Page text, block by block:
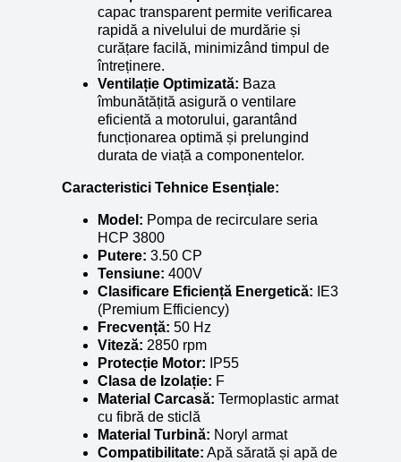
capac transparent permite verificarea
rapidă a nivelului de murdărie și
curățare facilă, minimizând timpul de
întreținere.
Ventilație Optimizată: Baza
îmbunătățită asigură o ventilare
eficientă a motorului, garantând
funcționarea optimă și prelungind
durata de viață a componentelor.
Caracteristici Tehnice Esențiale:
Model: Pompa de recirculare seria
HCP 3800
Putere: 3.50 CP
Tensiune: 400V
Clasificare Eficiență Energetică: IE3
(Premium Efficiency)
Frecvență: 50 Hz
Viteză: 2850 rpm
Protecție Motor: IP55
Clasa de Izolație: F
Material Carcasă: Termoplastic armat
cu fibră de sticlă
Material Turbină: Noryl armat
Compatibilitate: Apă sărată și apă de